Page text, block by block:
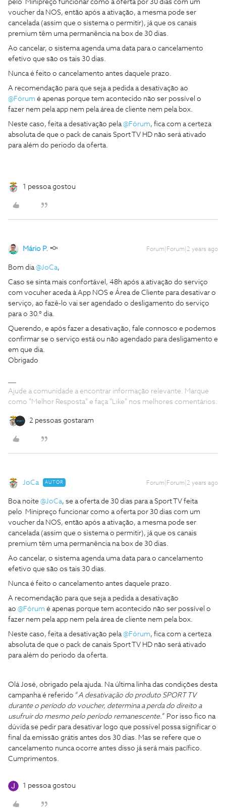
pelo Minipreço funcionar como a oferta por 30 dias com um
voucher da NOS, então após a ativação, a mesma pode ser
cancelada (assim que o sistema o permitir), já que os canais
premium têm uma permanência na box de 30 dias.
Ao cancelar, o sistema agenda uma data para o cancelamento
efetivo que são os tais 30 dias.
Nunca é feito o cancelamento antes daquele prazo.
A recomendação para que seja a pedida a desativação ao
@Fórum é apenas porque tem acontecido não ser possível o
fazer nem pela app nem pela área de cliente nem pela box.
Neste caso, feita a desativação pela@Fórum, fica com a certeza
absoluta de que o pack de canais Sport TV HD não será ativado
para além do periodo da oferta.
1 pessoa gostou
Mário P. Forum|Forum|2 years ago
Bom dia@JoCa,
Caso se sinta mais confortável, 48h após a ativação do serviço
com vocuher aceda à App NOS e Área de Cliente para desativar o
serviço, ao fazê-lo vai ser agendado o desligamento do serviço
para o 30.º dia.
Querendo, e após fazer a desativação, fale connosco e podemos
confirmar se o serviço está ou não agendado para desligamento e
em que dia.
Obrigado
Ajude a comunidade a encontrar informação relevante. Marque
como "Melhor Resposta" e faça "Like" nos melhores comentários.
2 pessoas gostaram
JoCa AUTOR Forum|Forum|2 years ago
Boa noite @JoCa, se a oferta de 30 dias para a Sport TV feita
pelo Minipreço funcionar como a oferta por 30 dias com um
voucher da NOS, então após a ativação, a mesma pode ser
cancelada (assim que o sistema o permitir), já que os canais
premium têm uma permanência na box de 30 dias.
Ao cancelar, o sistema agenda uma data para o cancelamento
efetivo que são os tais 30 dias.
Nunca é feito o cancelamento antes daquele prazo.
A recomendação para que seja a pedida a desativação
ao @Fórum é apenas porque tem acontecido não ser possível o
fazer nem pela app nem pela área de cliente nem pela box.
Neste caso, feita a desativação pela@Fórum, fica com a certeza
absoluta de que o pack de canais Sport TV HD não será ativado
para além do periodo da oferta.
Olá José, obrigado pela ajuda. Na última linha das condições desta
campanha é referido “A desativação do produto SPORT TV
durante o período do voucher, determina a perda do direito a
usufruir do mesmo pelo período remanescente.” Por isso fico na
dúvida se pedir para desativar logo que possível possa significar o
final da emissão grátis antes dos 30 dias. Mas se refere que o
cancelamento nunca ocorre antes disso já será mais pacífico.
Cumprimentos.
1 pessoa gostou